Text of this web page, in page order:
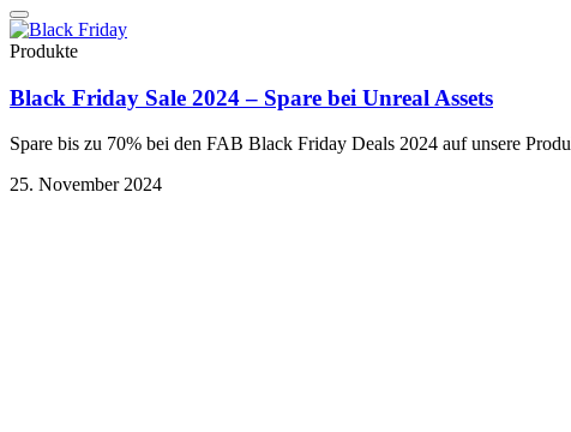
Produkte
Black Friday Sale 2024 – Spare bei Unreal Assets
Spare bis zu 70% bei den FAB Black Friday Deals 2024 auf unsere
25. November 2024